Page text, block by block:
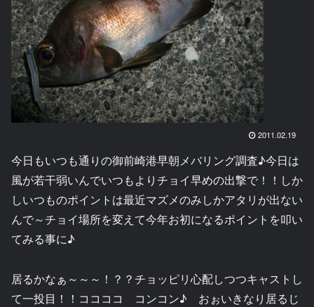
2011.02.19
今日もいつも通りの御前崎港早朝メバリング調査♪今日は
風が若干弱いんでいつもよりチョイ早めの出撃で！！しか
しいつものポイントは最近マズメのみしかアタリが出ない
んで～チョイ場所を変えて今年お初になるポイントを叩い
てみる事に♪
居るかなぁ～～～！？？チョッピリ心配しつつキャストし
て一投目！！ココココ コンコン♪ おぉいきなり居るじ